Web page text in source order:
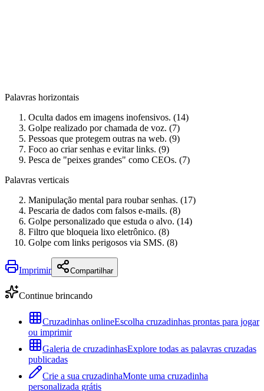
Palavras horizontais
Oculta dados em imagens inofensivos. (14)
Golpe realizado por chamada de voz. (7)
Pessoas que protegem outras na web. (9)
Foco ao criar senhas e evitar links. (9)
Pesca de "peixes grandes" como CEOs. (7)
Palavras verticais
Manipulação mental para roubar senhas. (17)
Pescaria de dados com falsos e-mails. (8)
Golpe personalizado que estuda o alvo. (14)
Filtro que bloqueia lixo eletrônico. (8)
Golpe com links perigosos via SMS. (8)
Imprimir Compartilhar
Continue brincando
Cruzadinhas onlineEscolha cruzadinhas prontas para jogar
ou imprimir
Galeria de cruzadinhasExplore todas as palavras cruzadas
publicadas
Crie a sua cruzadinhaMonte uma cruzadinha
personalizada grátis